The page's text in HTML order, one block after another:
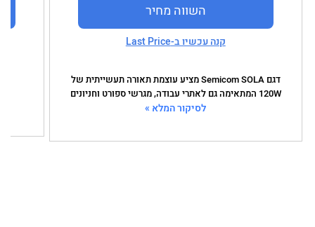
השווה מחיר
קנה עכשיו ב-Last Price
דגם Semicom SOLA מציע עוצמת תאורה תעשייתית של
120W המתאימה גם לאתרי עבודה, מגרשי ספורט וחניונים
לסיקור המלא »